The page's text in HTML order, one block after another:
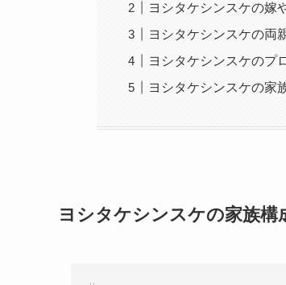
ヨシタケシンスケの嫁
ヨシタケシンスケの両
ヨシタケシンスケのプ
ヨシタケシンスケの家
ヨシタケシンスケの家族構